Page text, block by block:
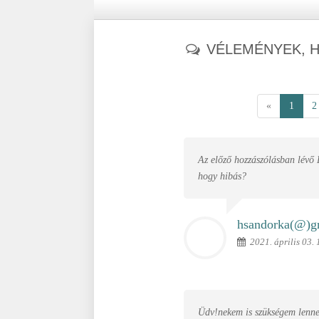
VÉLEMÉNYEK,
« 1 2
Az előző hozzászólásban
hogy hibás?
hsandorka(@)
2021. április 03.
Üdv!nekem is szükségem